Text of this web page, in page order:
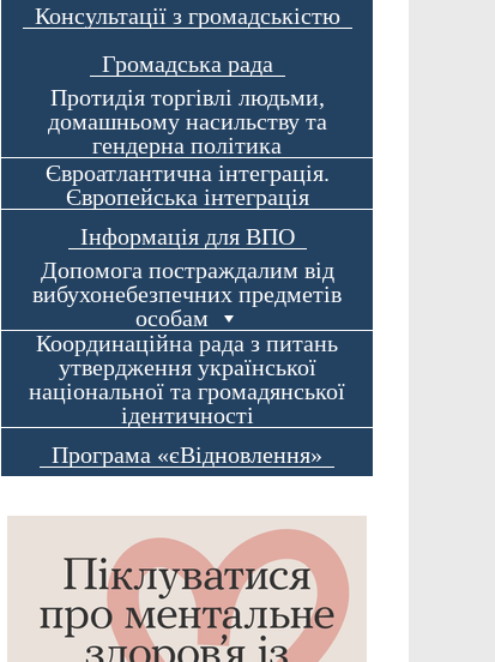
Консультації з громадськістю
Громадська рада
Протидія торгівлі людьми,
домашньому насильству та
гендерна політика
Євроатлантична інтеграція.
Європейська інтеграція
Інформація для ВПО
Допомога постраждалим від
вибухонебезпечних предметів
особам
Координаційна рада з питань
утвердження української
національної та громадянської
ідентичності
Програма «єВідновлення»